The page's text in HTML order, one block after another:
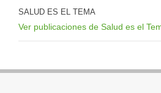
SALUD ES EL TEMA
Ver publicaciones de Salud es el